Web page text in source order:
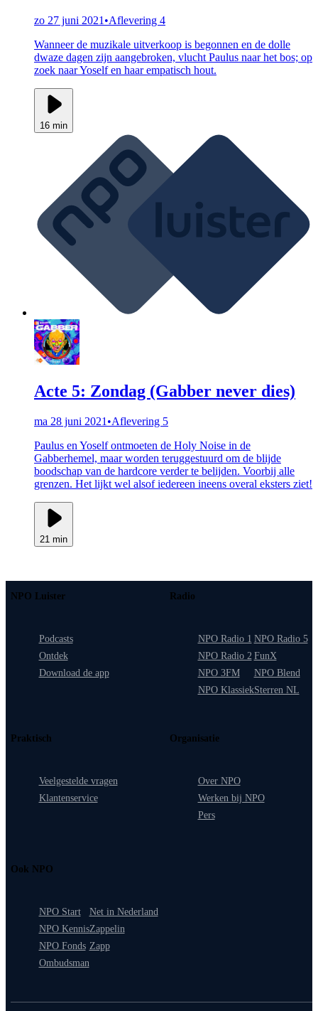
zo 27 juni 2021 •Aflevering 4
Wanneer de muzikale uitverkoop is begonnen en de dolle
dwaze dagen zijn aangebroken, vlucht Paulus naar het bos; op
zoek naar Yoself en haar empatisch hout.
16 min
Acte 5: Zondag (Gabber never dies)
ma 28 juni 2021 •Aflevering 5
Paulus en Yoself ontmoeten de Holy Noise in de
Gabberhemel, maar worden teruggestuurd om de blijde
boodschap van de hardcore verder te belijden. Voorbij alle
grenzen. Het lijkt wel alsof iedereen ineens overal eksters ziet!
21 min
NPO Luister
Podcasts
Ontdek
Download de app
Radio
NPO Radio 1
NPO Radio 2
NPO 3FM
NPO Klassiek
NPO Radio 5
FunX
NPO Blend
Sterren NL
Praktisch
Veelgestelde vragen
Klantenservice
Organisatie
Over NPO
Werken bij NPO
Pers
Ook NPO
NPO Start
NPO Kennis
NPO Fonds
Ombudsman
Net in Nederland
Zappelin
Zapp